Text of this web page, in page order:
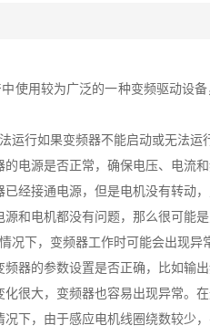
用较为广泛的一种变频驱动设备
行如果变频器不能启动或无法运
源是否正常，确保电压、电流和
接通电源，但是电机没有转动，
电机都没有问题，那么很可能
下，变频器工作时可能会出现异
的参数设置是否正确，比如输出
大，变频器也容易出现异常。在
，由于感应电机线圈绕数较少，